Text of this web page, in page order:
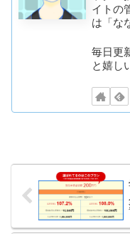
イトの
は「な
毎日更
と嬉し